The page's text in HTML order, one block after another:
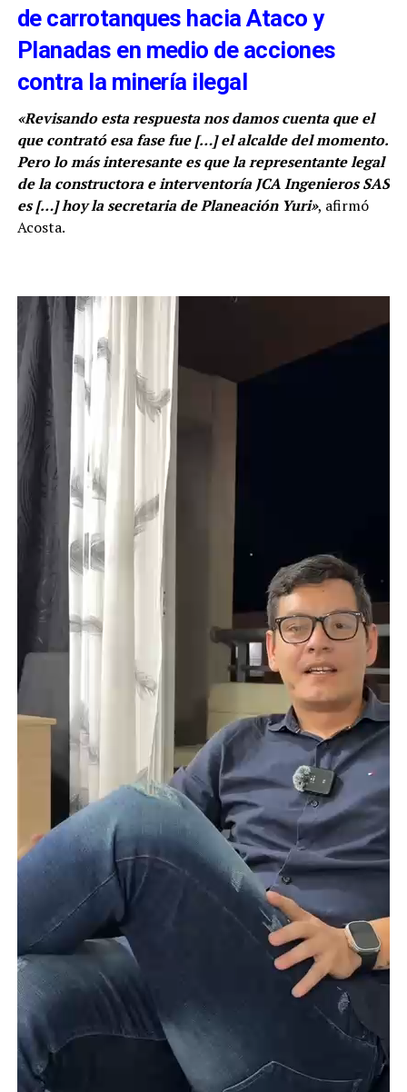
de carrotanques hacia Ataco y
Planadas en medio de acciones
contra la minería ilegal
«Revisando esta respuesta nos damos cuenta que el
que contrató esa fase fue[…]el alcalde del momento.
Pero lo más interesante es que la representante legal
de la constructora e interventoría JCA Ingenieros SAS
es[…]hoy la secretaria de Planeación Yuri», afirmó
Acosta.